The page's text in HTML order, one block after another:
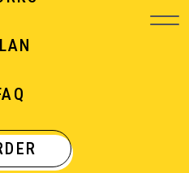
実績